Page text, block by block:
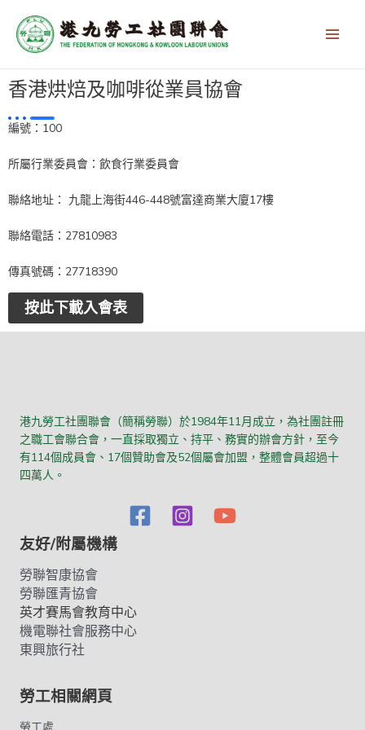
香港烘焙及咖啡從業員協會
編號：100
所屬行業委員會：飲食行業委員會
聯絡地址： 九龍上海街446-448號富達商業大廈17樓
聯絡電話：27810983
傳真號碼：27718390
按此下載入會表
港九勞工社團聯會（簡稱勞聯）於1984年11月成立，為社團註冊
之職工會聯合會，一直採取獨立、持平、務實的辦會方針，至今
有114個成員會、17個贊助會及52個屬會加盟，整體會員超過十
四萬人。
友好/附屬機構
勞聯智康協會
勞聯匯青協會
英才賽馬會教育中心
機電聯社會服務中心
東興旅行社
勞工相關網頁